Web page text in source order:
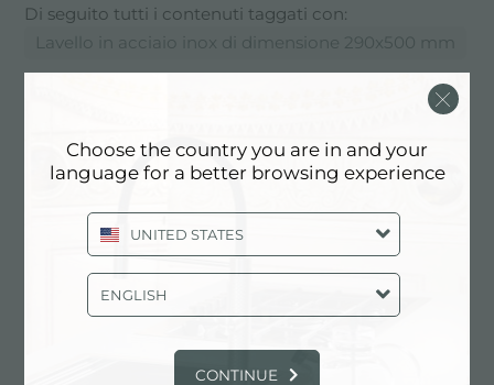
Di seguito tutti i contenuti taggati con:
Lavello in acciaio inox di dimensione 290x500 mm
CATALOGO, PRODOTTI: LAVELLO
290X500 MM
Choose the country you are in and your
language for a better browsing experience
UNITED STATES
ENGLISH
CONTINUE